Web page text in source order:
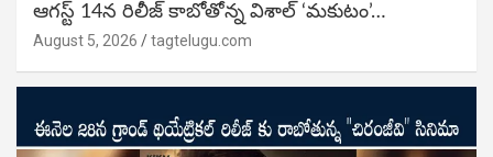
ఆగస్ట్ 14న రిలీజ్ కాబోతోన్న విశాల్ ‘మకుటం’…
August 5, 2026 tagtelugu.com